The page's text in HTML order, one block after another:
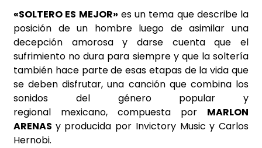
«SOLTERO ES MEJOR» es un tema que describe la
posición de un hombre luego de asimilar una
decepción amorosa y darse cuenta que el
sufrimiento no dura para siempre y que la soltería
también hace parte de esas etapas de la vida que
se deben disfrutar, una canción que combina los
sonidos del género popular y
regional mexicano, compuesta por MARLON
ARENAS y producida por Invictory Music y Carlos
Hernobi.